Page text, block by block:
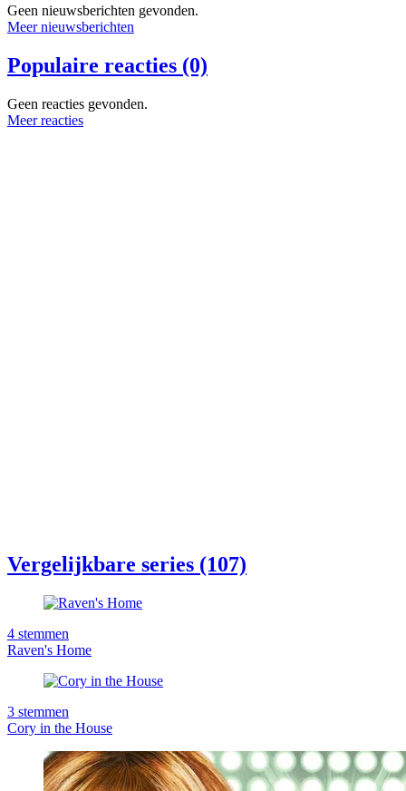
Geen nieuwsberichten gevonden.
Meer nieuwsberichten
Populaire reacties (0)
Geen reacties gevonden.
Meer reacties
Vergelijkbare series (107)
4 stemmen
Raven's Home
3 stemmen
Cory in the House